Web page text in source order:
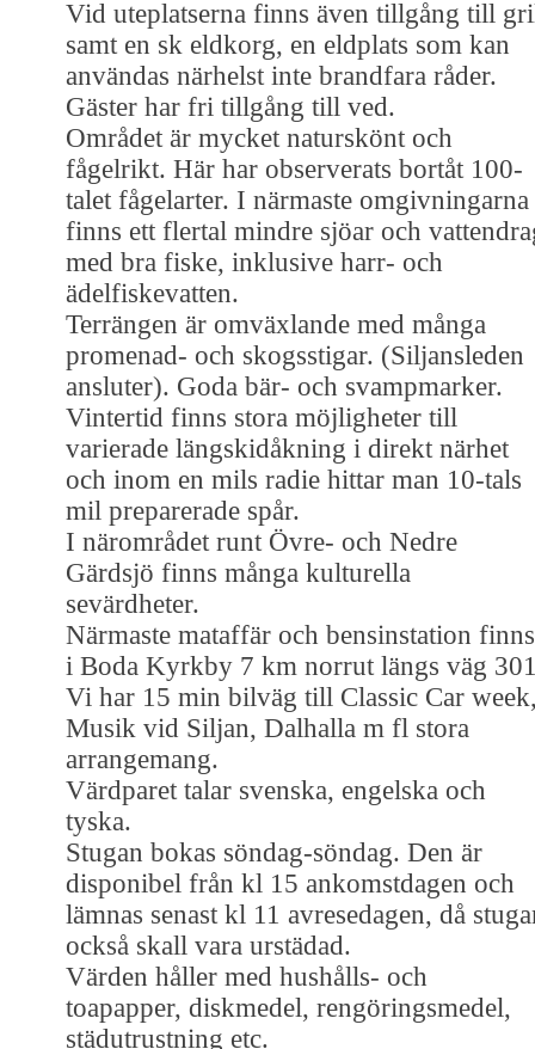
Vid uteplatserna finns även tillgång till
samt en sk eldkorg, en eldplats som kan
användas närhelst inte brandfara råder.
Gäster har fri tillgång till ved.
Området är mycket naturskönt och
fågelrikt. Här har observerats bortåt 100-
talet fågelarter. I närmaste omgivningarna
finns ett flertal mindre sjöar och
med bra fiske, inklusive harr- och
ädelfiskevatten.
Terrängen är omväxlande med många
promenad- och skogsstigar. (Siljansleden
ansluter). Goda bär- och svampmarker.
Vintertid finns stora möjligheter till
varierade längskidåkning i direkt närhet
och inom en mils radie hittar man 10-tals
mil preparerade spår.
I närområdet runt Övre- och Nedre
Gärdsjö finns många kulturella
sevärdheter.
Närmaste mataffär och bensinstation finns
i Boda Kyrkby 7 km norrut längs väg
Vi har 15 min bilväg till Classic Car
Musik vid Siljan, Dalhalla m fl stora
arrangemang.
Värdparet talar svenska, engelska och
tyska.
Stugan bokas söndag-söndag. Den är
disponibel från kl 15 ankomstdagen och
lämnas senast kl 11 avresedagen, då
också skall vara urstädad.
Värden håller med hushålls- och
toapapper, diskmedel, rengöringsmedel,
städutrustning etc.